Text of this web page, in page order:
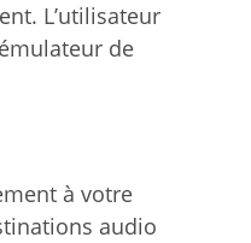
L’utilisateur
de
à votre
audio